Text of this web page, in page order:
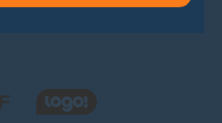
findest du in unserer